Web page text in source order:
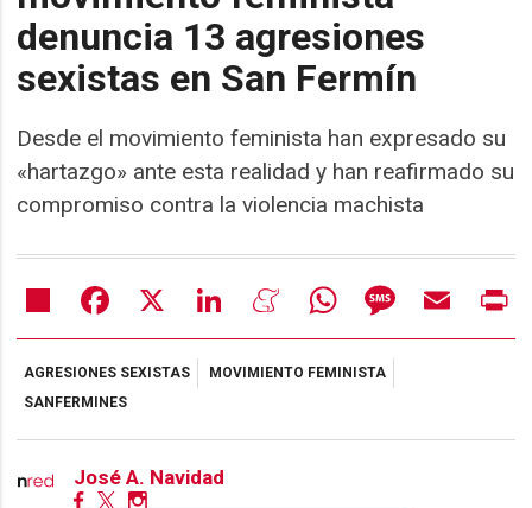
denuncia 13 agresiones
sexistas en San Fermín
Desde el movimiento feminista han expresado su
«hartazgo» ante esta realidad y han reafirmado su
compromiso contra la violencia machista
Share Facebook LinkedIn MeneameWhatsAppMessageEmail
AGRESIONES SEXISTAS
MOVIMIENTO FEMINISTA
SANFERMINES
José A. Navidad